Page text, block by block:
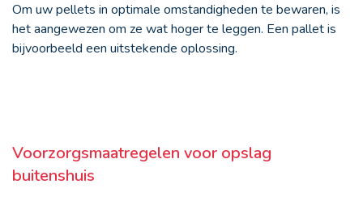
Om uw pellets in optimale omstandigheden te bewaren, is
het aangewezen om ze wat hoger te leggen. Een pallet is
bijvoorbeeld een uitstekende oplossing.
Voorzorgsmaatregelen voor opslag
buitenshuis